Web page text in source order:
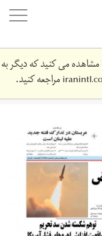
می کنید که دیگر به
مراجعه کنید.